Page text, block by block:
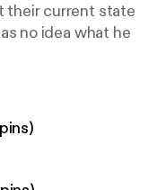
their current state
no idea what he